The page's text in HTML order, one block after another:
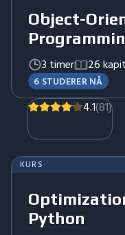
Object-
3 timer 26
6 STUDERER NÅ
4.1(81)
KURS
Python